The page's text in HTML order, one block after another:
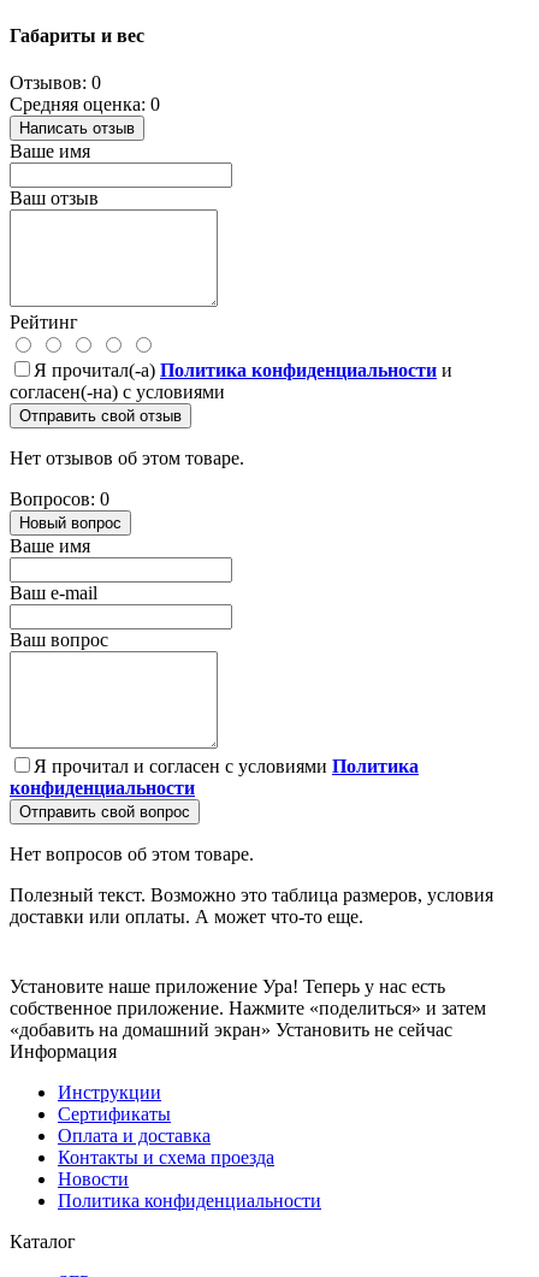
Габариты и вес
Отзывов: 0
Средняя оценка: 0
Написать отзыв
Ваше имя
Ваш отзыв
Рейтинг
Я прочитал(-а) Политика конфиденциальности и
согласен(-на) с условиями
Отправить свой отзыв
Нет отзывов об этом товаре.
Вопросов: 0
Новый вопрос
Ваше имя
Ваш e-mail
Ваш вопрос
Я прочитал и согласен с условиями Политика
конфиденциальности
Отправить свой вопрос
Нет вопросов об этом товаре.
Полезный текст. Возможно это таблица размеров, условия
доставки или оплаты. А может что-то еще.
Установите наше приложение Ура! Теперь у нас есть
собственное приложение. Нажмите «поделиться» и затем
«добавить на домашний экран» Установить не сейчас
Информация
Инструкции
Сертификаты
Оплата и доставка
Контакты и схема проезда
Новости
Политика конфиденциальности
Каталог